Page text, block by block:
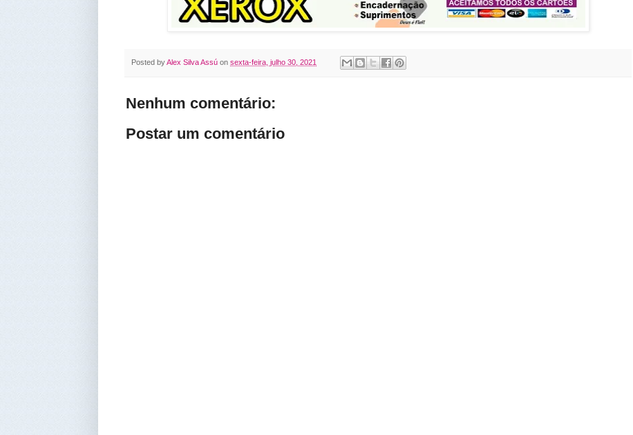
Posted byAlex Silva Assú on sexta-feira, julho 30, 2021
Nenhum comentário:
Postar um comentário